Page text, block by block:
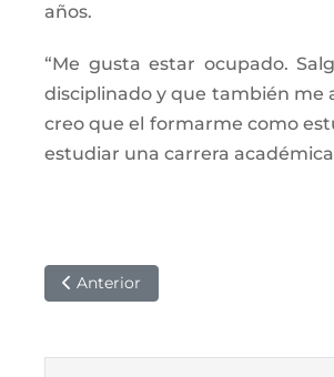
años.
“Me gusta estar ocupado.
disciplinado y que también me
creo que el formarme como
estudiar una carrera
Anterior